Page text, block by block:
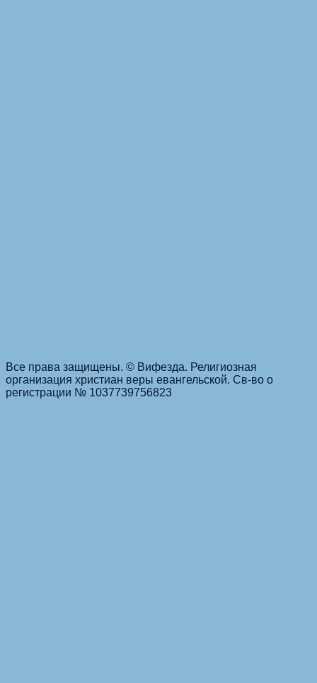
Все права защищены. © Вифезда. Религиозная
организация христиан веры евангельской. Св-во о
регистрации № 1037739756823